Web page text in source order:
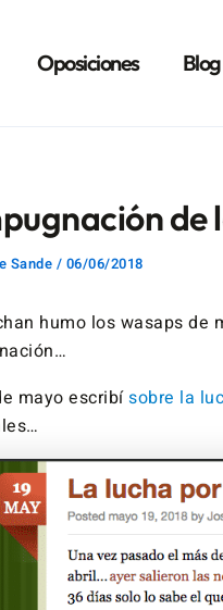
Oposiciones Blog
de
Sande / 06/06/2018
humo los wasaps de
mayo escribísobre la